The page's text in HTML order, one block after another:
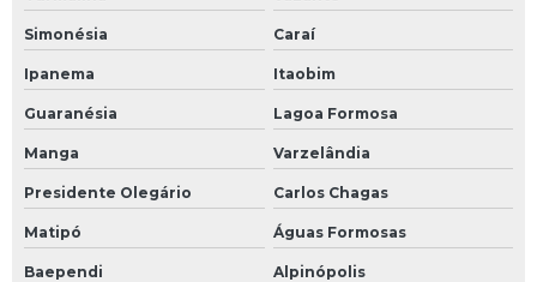
Simonésia Caraí
Ipanema Itaobim
Guaranésia Lagoa Formosa
Manga Varzelândia
Presidente Olegário Carlos Chagas
Matipó Águas Formosas
Baependi Alpinópolis